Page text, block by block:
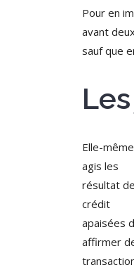
Pour en
avant
sauf que
Elle-même
agis les
résultat de
crédit
apaisées
affirmer